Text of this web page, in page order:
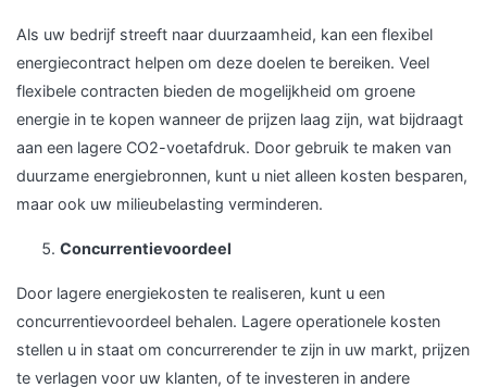
Als uw bedrijf streeft naar duurzaamheid, kan een flexibel
energiecontract helpen om deze doelen te bereiken. Veel
flexibele contracten bieden de mogelijkheid om groene
energie in te kopen wanneer de prijzen laag zijn, wat bijdraagt
aan een lagere CO2-voetafdruk. Door gebruik te maken van
duurzame energiebronnen, kunt u niet alleen kosten besparen,
maar ook uw milieubelasting verminderen.
Concurrentievoordeel
Door lagere energiekosten te realiseren, kunt u een
concurrentievoordeel behalen. Lagere operationele kosten
stellen u in staat om concurrerender te zijn in uw markt, prijzen
te verlagen voor uw klanten, of te investeren in andere